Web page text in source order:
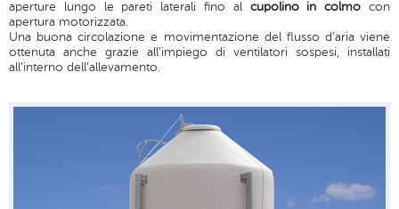
aperture lungo le pareti laterali fino al cupolino in colmo con
apertura motorizzata.
Una buona circolazione e movimentazione del flusso d’aria viene
ottenuta anche grazie all’impiego di ventilatori sospesi, installati
all’interno dell’allevamento.